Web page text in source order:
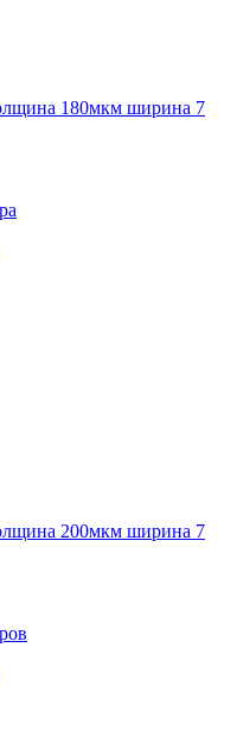
180мкм ширина 7
200мкм ширина 7